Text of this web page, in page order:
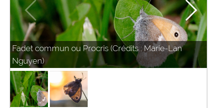
Fadet commun ou Procris (Crédits : Marie-Lan
Nguyen)